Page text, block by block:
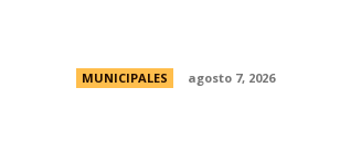
MUNICIPALES agosto 7, 2026